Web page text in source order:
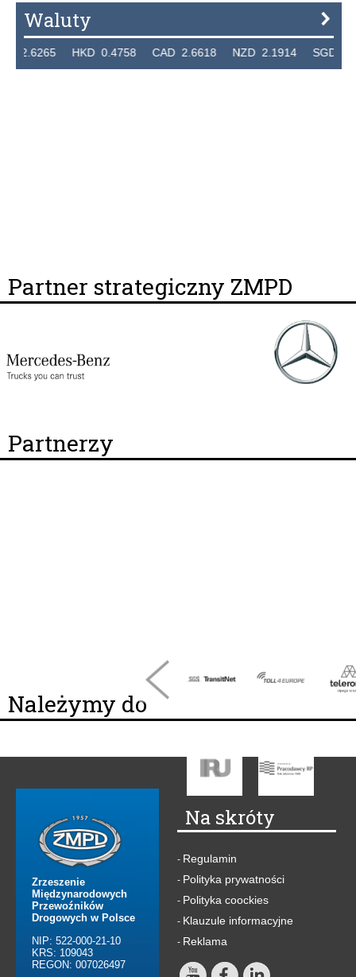
Waluty
HKD 0.4758 CAD 2.6618 NZD 2.1914 SGD
Partner strategiczny ZMPD
Partnerzy
Należymy do
Zrzeszenie
Międzynarodowych
Przewoźników
Drogowych w Polsce
NIP: 522-000-21-10
KRS: 109043
REGON: 007026497
Na skróty
- Regulamin
- Polityka prywatności
- Polityka coockies
- Klauzule informacyjne
- Reklama